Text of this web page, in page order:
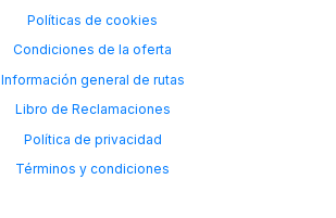
Políticas de cookies
Condiciones de la oferta
Información general de rutas
Libro de Reclamaciones
Política de privacidad
Términos y condiciones